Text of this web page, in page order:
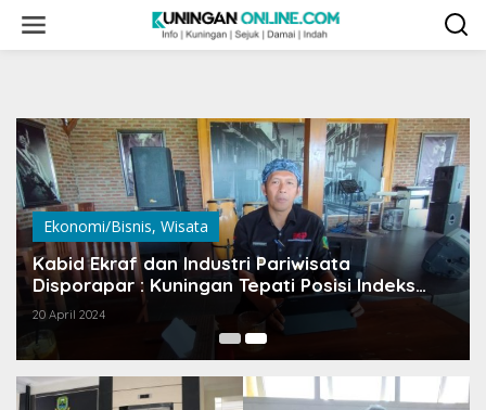
content
Ekonomi/Bisnis, Wisata
Kabid Ekraf dan Industri Pariwisata
Disporapar : Kuningan Tepati Posisi Indeks
Ekraf ke 25
20 April 2024